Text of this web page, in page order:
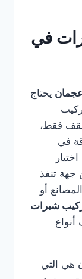
في
يحتاج
فقط،
في
جهة تنفذ
أو
شبرات
أنواع
هي التي